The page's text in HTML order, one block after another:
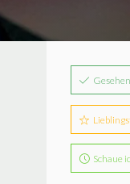
Gesehen
Schaue